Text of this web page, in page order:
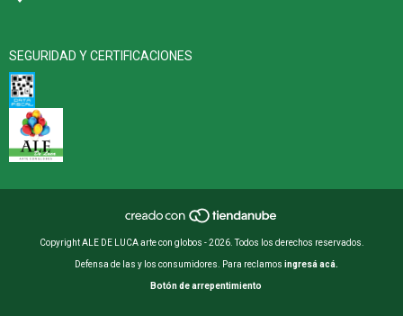
SEGURIDAD Y CERTIFICACIONES
Copyright ALE DE LUCA arte con globos - 2026. Todos los derechos reservados.
Defensa de las y los consumidores. Para reclamos ingresá acá.
Botón de arrepentimiento